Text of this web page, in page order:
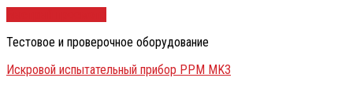
Тестовое и проверочное оборудование
Искровой испытательный прибор PPM MK3